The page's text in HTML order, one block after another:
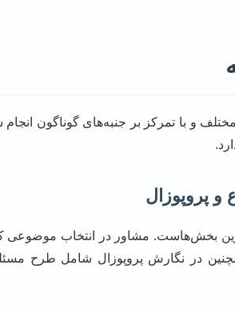
و با تمرکز بر جنبه‌های گوناگون
بخش‌هاست. مشاور در انتخاب
در نگارش پروپوزال شامل طرح